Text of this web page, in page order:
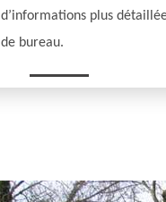
d’informations plus
de bureau.